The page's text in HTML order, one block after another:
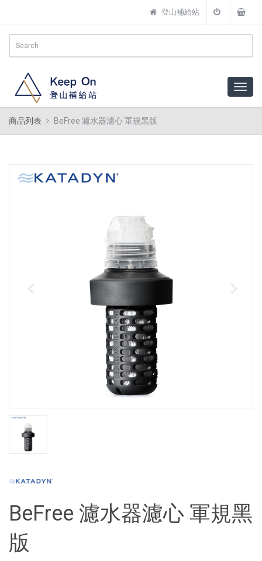
登山補給站
商品列表 BeFree 濾水器濾心 軍規黑版
BeFree 濾水器濾心 軍規黑
版